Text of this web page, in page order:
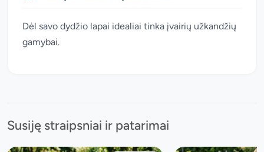
Dėl savo dydžio lapai idealiai tinka įvairių užkandžių
gamybai.
Susiję straipsniai ir patarimai